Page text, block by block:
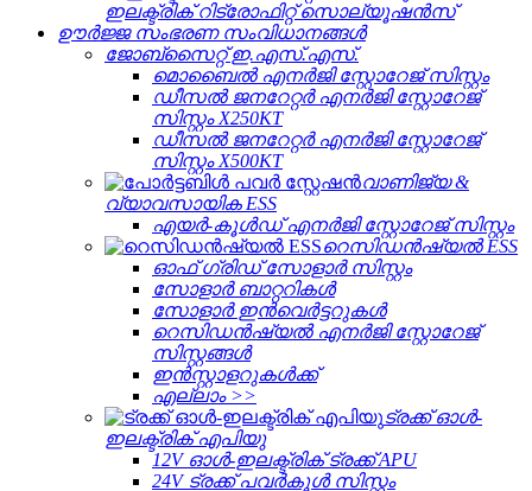
ഇലക്ട്രിക് റിട്രോഫിറ്റ് സൊല്യൂഷൻസ്
ഊർജ്ജ സംഭരണ ​​സംവിധാനങ്ങൾ
ജോബ്‌സൈറ്റ് ഇ.എസ്.എസ്.
മൊബൈൽ എനർജി സ്റ്റോറേജ് സിസ്റ്റം
ഡീസൽ ജനറേറ്റർ എനർജി സ്റ്റോറേജ്
സിസ്റ്റം X250KT
ഡീസൽ ജനറേറ്റർ എനർജി സ്റ്റോറേജ്
സിസ്റ്റം X500KT
വാണിജ്യ &
വ്യാവസായിക ESS
എയർ-കൂൾഡ് എനർജി സ്റ്റോറേജ് സിസ്റ്റം
റെസിഡൻഷ്യൽ ESS
ഓഫ് ഗ്രിഡ് സോളാർ സിസ്റ്റം
സോളാർ ബാറ്ററികൾ
സോളാർ ഇൻവെർട്ടറുകൾ
റെസിഡൻഷ്യൽ എനർജി സ്റ്റോറേജ്
സിസ്റ്റങ്ങൾ
ഇൻസ്റ്റാളറുകൾക്ക്
എല്ലാം >>
ട്രക്ക് ഓൾ-
ഇലക്ട്രിക് എപിയു
12V ഓൾ-ഇലക്ട്രിക് ട്രക്ക് APU
24V ട്രക്ക് പവർകൂൾ സിസ്റ്റം